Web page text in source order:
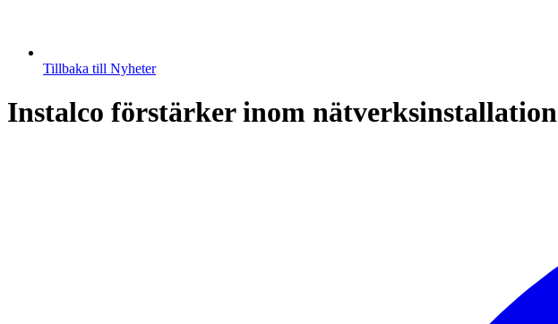
Tillbaka till Nyheter
Instalco förstärker inom nätverksinstallation